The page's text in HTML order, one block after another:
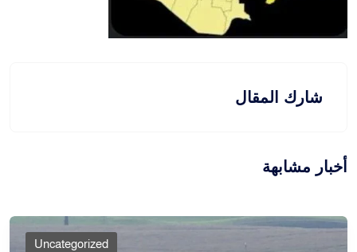
شارك المقال
أخبار مشابهة
Uncategorized